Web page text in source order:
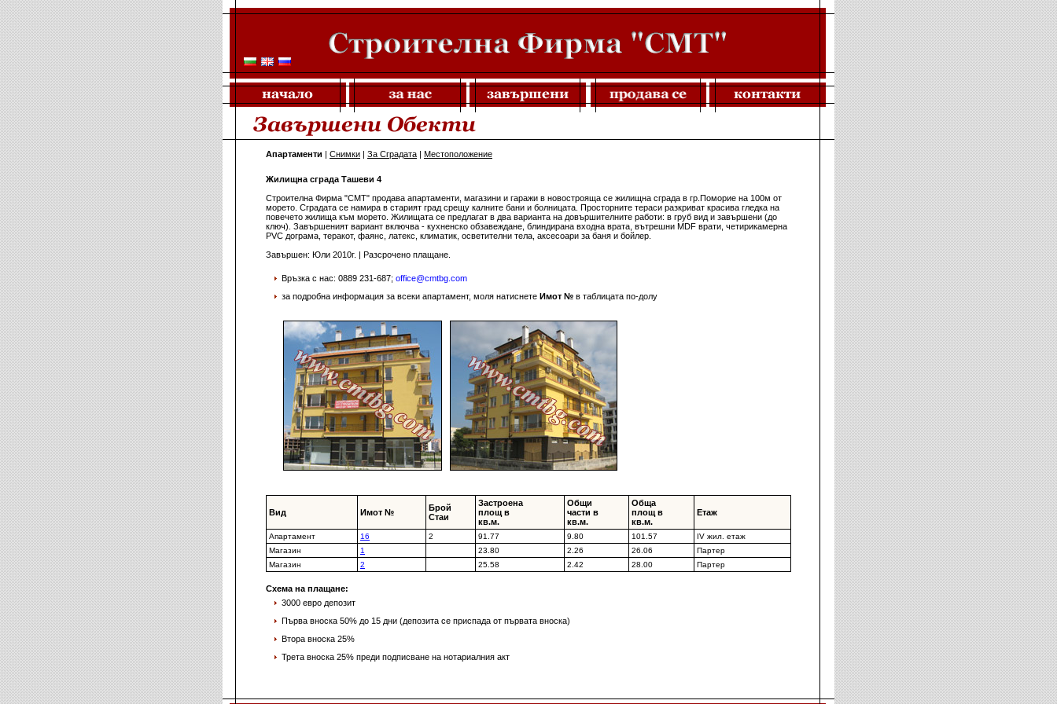
Апартаменти | Снимки | За Сградата | Местоположение
Жилищна сграда Ташеви 4
Строителна Фирма "СМТ" продава апартаменти, магазини и гаражи в новострояща се жилищна сграда в гр.Поморие на 100м от
морето. Сградата се намира в старият град срещу калните бани и болницата. Просторните тераси разкриват красива гледка на
повечето жилища към морето. Жилищата се предлагат в два варианта на довършителните работи: в груб вид и завършени (до
ключ). Завършеният вариант включва - кухненско обзавеждане, блиндирана входна врата, вътрешни MDF врати, четирикамерна
PVC дограма, теракот, фаянс, латекс, климатик, осветителни тела, аксесоари за баня и бойлер.
Завършен: Юли 2010г. | Разсрочено плащане.
Връзка с нас: 0889 231-687;office@cmtbg.com
за подробна информация за всеки апартамент, моля натиснетеИмот № в таблицата по-долу
Вид Имот №
Брой
Стаи
Застроена
площ в
кв.м.
Общи
части в
кв.м.
Обща
площ в
кв.м.
Етаж
Апартамент 16 2 91.77 9.80 101.57
IV жил. етаж
Магазин
1 23.80 2.26 26.06
Партер
Магазин
2 25.58 2.42 28.00 Партер
Схема на плащане:
3000 евро депозит
Първа вноска 50% до 15 дни (депозита се приспада от първата вноска)
Втора вноска 25%
Трета вноска 25% преди подписване на нотариaлния акт